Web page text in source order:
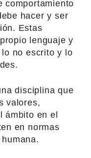
comportamiento
hacer y ser
Estas
lenguaje y
no escrito y lo
disciplina que
valores,
ámbito en el
en normas